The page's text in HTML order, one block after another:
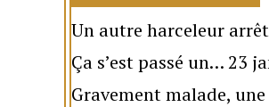
Un autre harceleur
Ça s’est passé un… 23
Gravement malade,